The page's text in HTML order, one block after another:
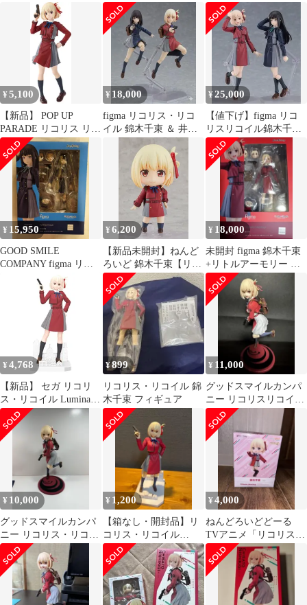
なセット[24]
錦木千束 1/7スケール
フィギュア
¥5,100
【新品】 POP UP
PARADE リコリス リコ
イル 錦木千束 ノンスケ
ール プラスチック製 塗
装済み完成品 佐賀
¥ 18,000
figma リコリス・リコ
イル 錦木千束 ＆ 井ノ
¥25,000
【値下げ】figma リコ
リスリコイル錦木千束
＆井ノ上たきなセット
【特典付き】
¥ 15,950
GOOD SMILE
COMPANY figma リコ
リス・リコイル 井ノ
上たきな 616
¥6,200
【新品未開封】ねんど
ろいど 錦木千束【リコ
リス・リコイル】【箱
あり】【正規品】グッ
ドスマイルカンパニー
グッスマ GSC
¥ 18,000
未開封 figma 錦木千束
+リトルアーモリー リ
コリス・リコイルウェ
ポンズ
¥ 4,768
【新品】 セガ リコリ
ス・リコイル Luminasta
錦木千束 1
¥899
リコリス・リコイル 錦
木千束 フィギュア
¥ 11,000
グッドスマイルカンパ
ニー リコリスリコイル
錦木千束 フィギュア
¥ 10,000
グッドスマイルカンパ
ニー リコリス・リコイ
ル 錦木千束 フィギュア
¥ 1,200
【箱なし・開封品】リ
コリス・リコイル
Luminasta 錦木千束 フ
ィギュア
¥4,000
ねんどろいどどーる
TVアニメ「リコリス・
リコイル」錦木千束